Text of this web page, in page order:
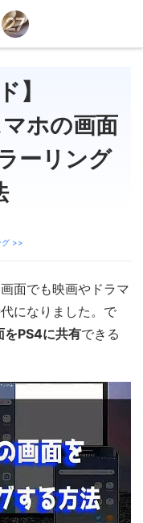
】
ホの画面
ーリング
グ >>
面でも映画やドラマ
になりました。で
PS4に共有できる